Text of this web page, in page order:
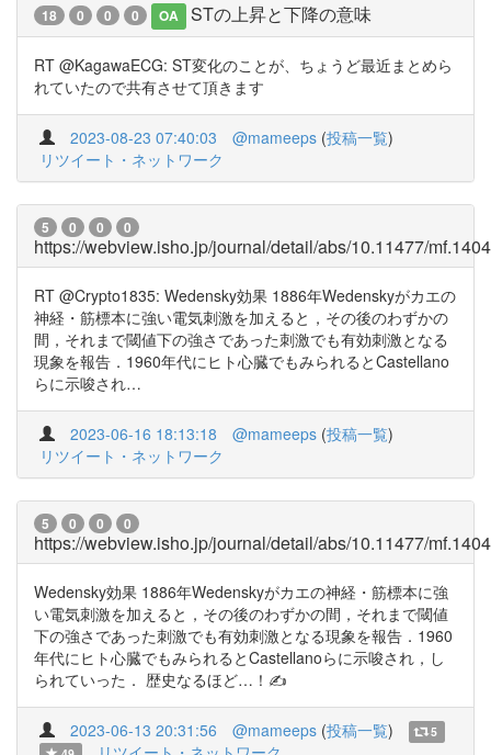
18 0 0 0 OA STの上昇と下降の意味
RT @KagawaECG: ST変化のことが、ちょうど最近まとめら
れていたので共有させて頂きます
2023-08-23 07:40:03 @mameeps (投稿一覧)
リツイート・ネットワーク
5 0 0 0
https://webview.isho.jp/journal/detail/abs/10.11477/
RT @Crypto1835: Wedensky効果 1886年Wedenskyがカエの
神経・筋標本に強い電気刺激を加えると，その後のわずかの
間，それまで閾値下の強さであった刺激でも有効刺激となる
現象を報告．1960年代にヒト心臓でもみられるとCastellano
らに示唆され…
2023-06-16 18:13:18 @mameeps (投稿一覧)
リツイート・ネットワーク
5 0 0 0
https://webview.isho.jp/journal/detail/abs/10.11477/
Wedensky効果 1886年Wedenskyがカエの神経・筋標本に強
い電気刺激を加えると，その後のわずかの間，それまで閾値
下の強さであった刺激でも有効刺激となる現象を報告．1960
年代にヒト心臓でもみられるとCastellanoらに示唆され，し
られていった． 歴史なるほど…！✍️
2023-06-13 20:31:56 @mameeps (投稿一覧)
5